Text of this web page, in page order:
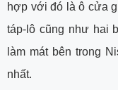
hợp với đó là ô cửa
táp-lô cũng như hai
làm mát bên trong
nhất.